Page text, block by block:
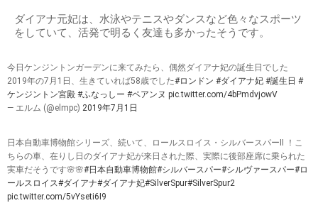
ダイアナ元妃は、水泳やテニスやダンスなど色々なスポーツ
をしていて、活発で明るく友達も多かったそうです。
今日ケンジントンガーデンに来てみたら、偶然ダイアナ妃の誕生日でした
2019年の7月1日、生きていれば58歳でした#ロンドン #ダイアナ妃 #誕生日 #
ケンジントン宮殿 #ふなっしー #ペアンヌ pic.twitter.com/4bPmdvjowV
— エルム (@elmpc) 2019年7月1日
日本自動車博物館シリーズ、続いて、ロールスロイス・シルバースパーII ！こ
ちらの車、在りし日のダイアナ妃が来日された際、実際に後部座席に乗られた
実車だそうです🌸🌸#日本自動車博物館#シルバースパー#シルヴァースパー#ロ
ールスロイス#ダイアナ#ダイアナ妃#SilverSpur#SilverSpur2
pic.twitter.com/5vYseti6I9